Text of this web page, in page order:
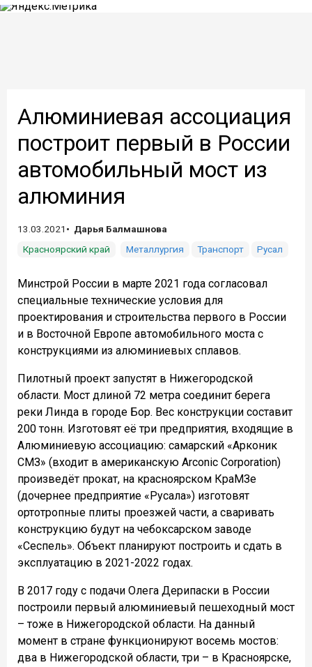
Алюминиевая ассоциация
построит первый в России
автомобильный мост из
алюминия
13.03.2021
Дарья Балмашнова
Красноярский край
Металлургия Транспорт Русал
Минстрой России в марте 2021 года согласовал
специальные технические условия для
проектирования и строительства первого в России
и в Восточной Европе автомобильного моста с
конструкциями из алюминиевых сплавов.
Пилотный проект запустят в Нижегородской
области. Мост длиной 72 метра соединит берега
реки Линда в городе Бор. Вес конструкции составит
200 тонн. Изготовят её три предприятия, входящие в
Алюминиевую ассоциацию: самарский «Арконик
СМЗ» (входит в американскую Arconic Corporation)
произведёт прокат, на красноярском КраМЗе
(дочернее предприятие «Русала») изготовят
ортотропные плиты проезжей части, а сваривать
конструкцию будут на чебоксарском заводе
«Сеспель». Объект планируют построить и сдать в
эксплуатацию в 2021-2022 годах.
В 2017 году с подачи Олега Дерипаски в России
построили первый алюминиевый пешеходный мост
– тоже в Нижегородской области. На данный
момент в стране функционируют восемь мостов:
два в Нижегородской области, три – в Красноярске,